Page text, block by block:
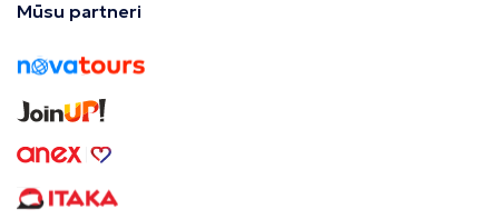
Mūsu partneri